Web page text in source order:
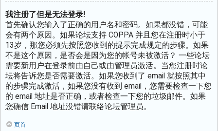
我注册了但是无法登录!
首先确认您输入了正确的用户名和密码。如果都没错，可能
会有两个原因。如果论坛支持 COPPA 并且您在注册时小于
13岁，那您必须先按照您收到的提示完成规定的步骤。如果
不是这个原因，是否会是因为您的帐号未被激活？ 一些论坛
需要新用户在登录前由自己或由管理员激活。当您注册时论
坛将告诉您是否需要激活。如果您收到了 email 就按照其中
的步骤完成激活，如果您没有收到 email，您需要检查一下您
的 email 地址是否正确，或者检查一下您的垃圾邮件。如果
您确信 Email 地址没错请联络论坛管理员。
页首